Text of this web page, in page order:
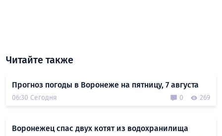
Читайте также
Прогноз погоды в Воронеже на пятницу, 7 августа
06:30 Сегодня 0 269
Воронежец спас двух котят из водохранилища